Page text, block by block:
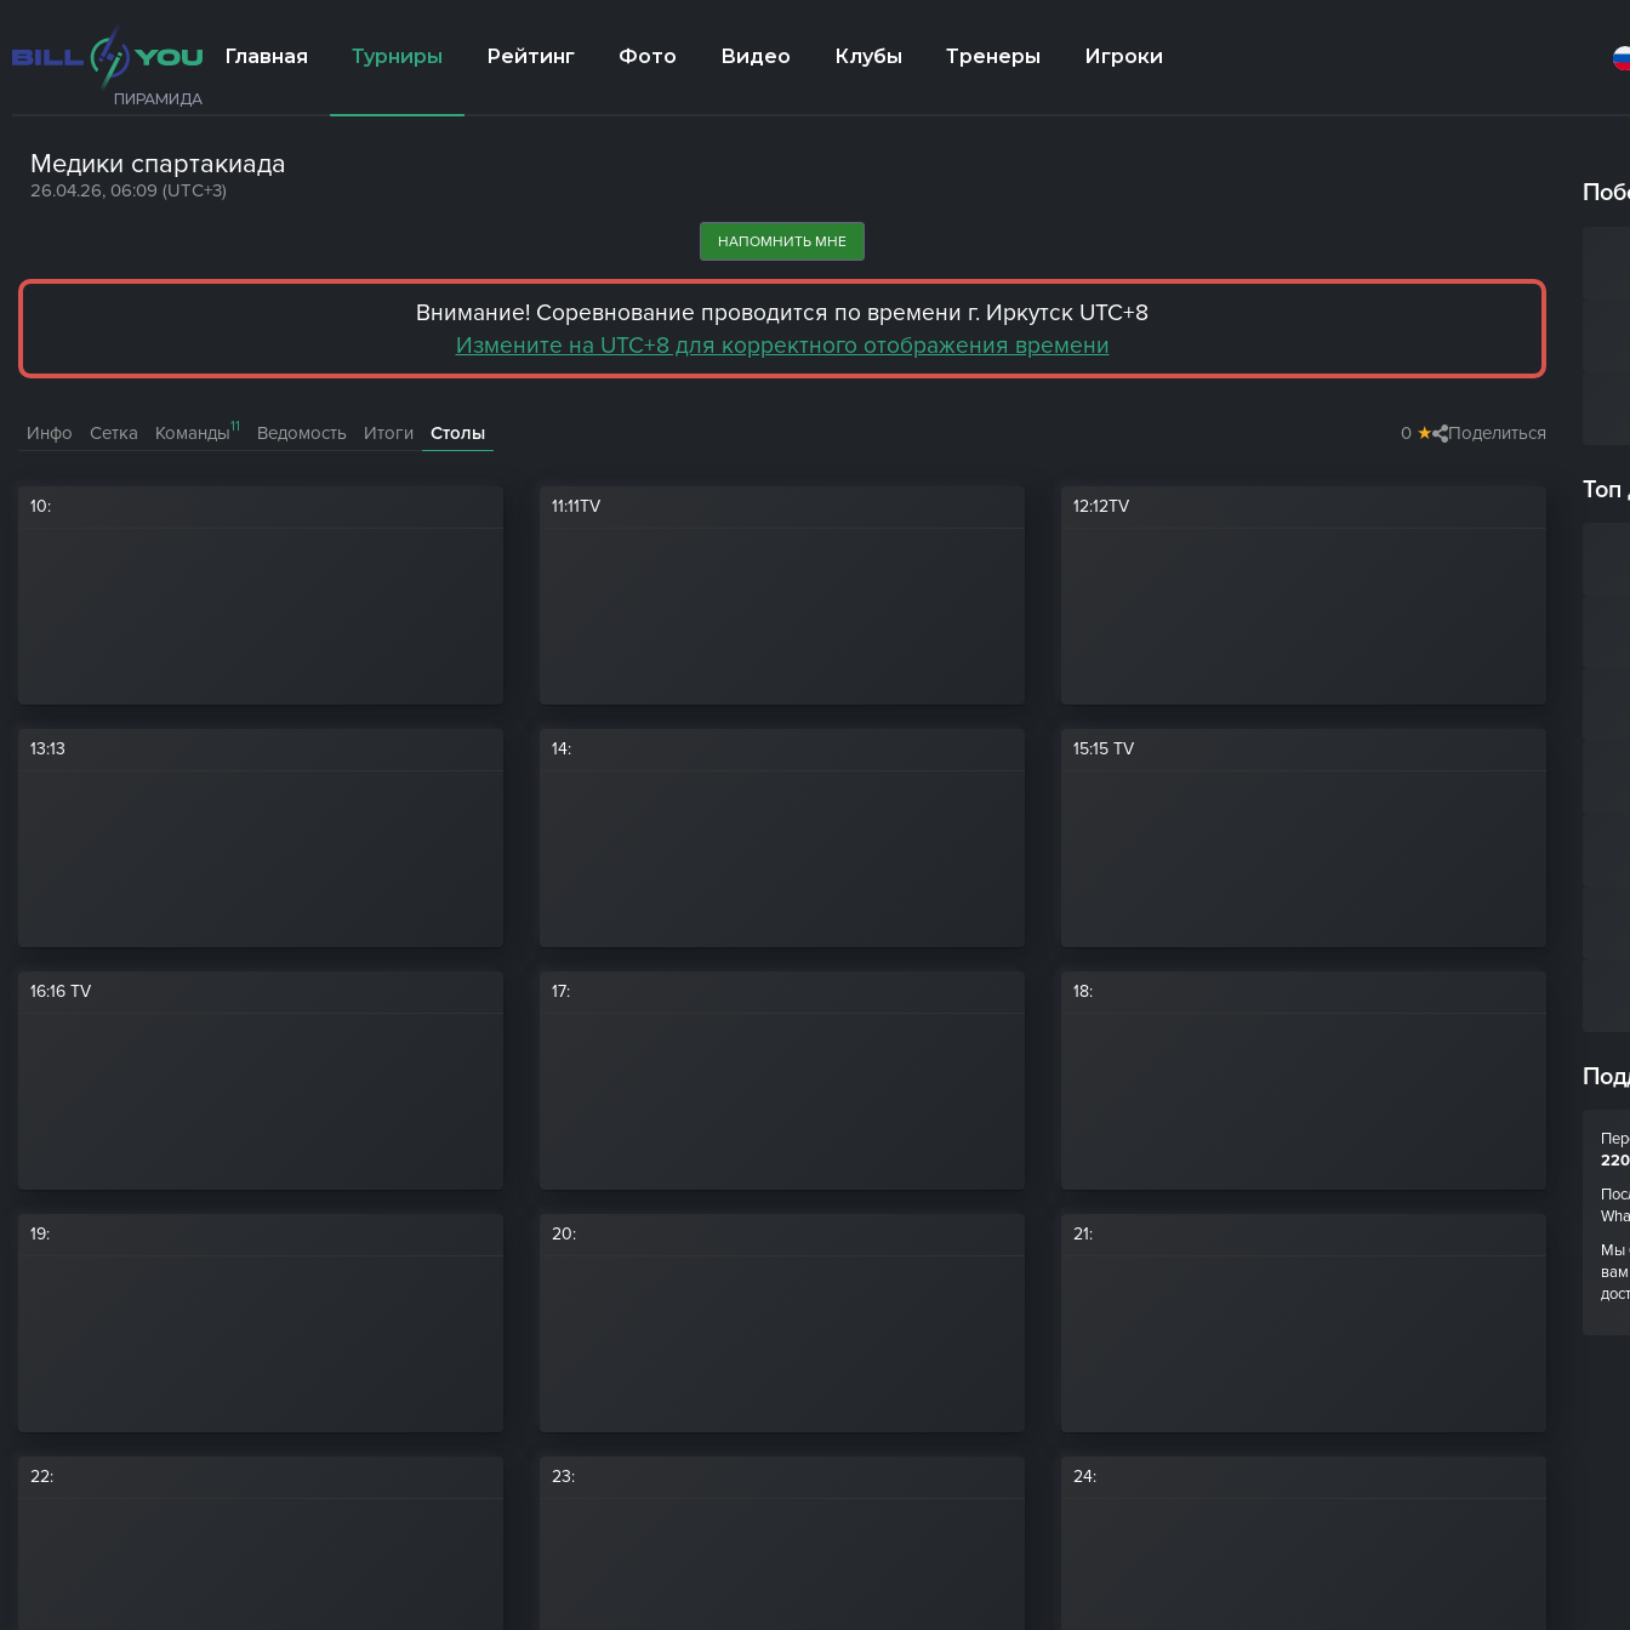
ПИРАМИДА
Главная Турниры Рейтинг Фото Видео Клубы Тренеры Игроки
Медики спартакиада
26.04.26, 06:09 (UTC+3)
НАПОМНИТЬ МНЕ
Внимание! Соревнование проводится по времени г. Иркутск UTC+8
Измените на UTC+8 для корректного отображения времени
Инфо Сетка Команды11 Ведомость Итоги Столы 0 ★ Поделиться
10: 11:11TV 12:12TV
13:13 14: 15:15 TV
16:16 TV 17: 18:
19: 20: 21:
22: 23: 24:
Топ
Мы